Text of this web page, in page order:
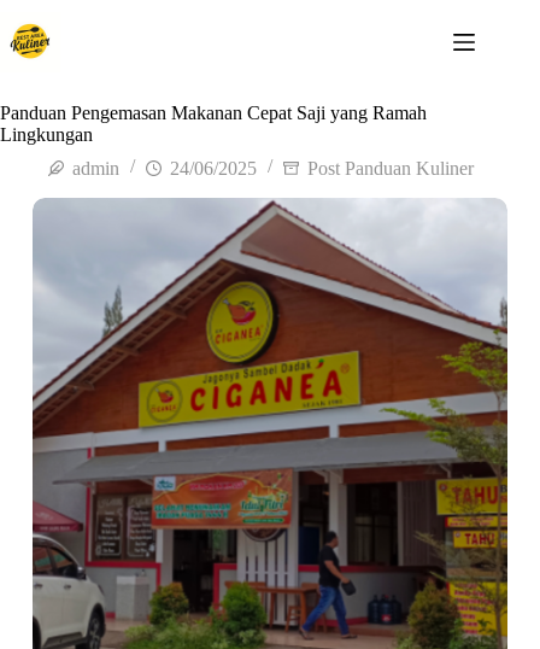
Panduan Pengemasan Makanan Cepat Saji yang Ramah
Lingkungan
admin
24/06/2025 Post Panduan Kuliner